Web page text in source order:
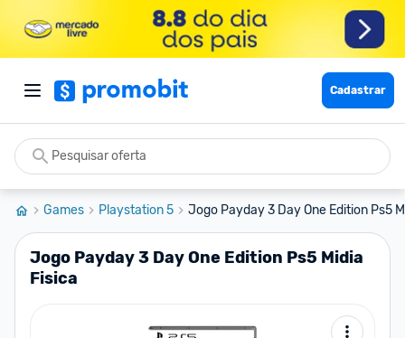
Cadastrar
Games Playstation 5 Jogo Payday 3 Day One Edition Ps5
Jogo Payday 3 Day One Edition Ps5 Midia
Fisica